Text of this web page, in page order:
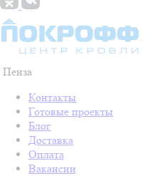
Пенза
Контакты
Готовые проекты
Блог
Доставка
Оплата
Вакансии